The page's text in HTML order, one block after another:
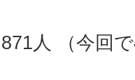
人 （今回